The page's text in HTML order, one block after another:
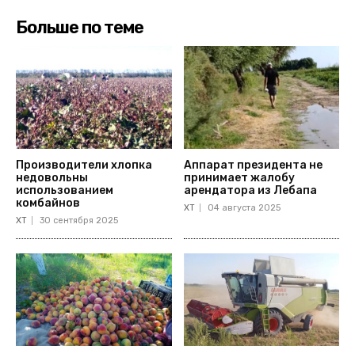
Больше по теме
Производители хлопка
недовольны
использованием
комбайнов
ХТ 30 сентября 2025
Аппарат президента не
принимает жалобу
арендатора из Лебапа
ХТ 04 августа 2025